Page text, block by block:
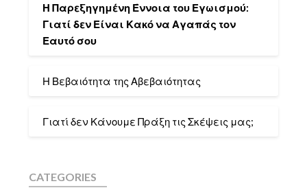
Η Παρεξηγημένη Έννοια του Εγωισμού:
Γιατί δεν Είναι Κακό να Αγαπάς τον
Εαυτό σου
Η Βεβαιότητα της Αβεβαιότητας
Γιατί δεν Κάνουμε Πράξη τις Σκέψεις μας;
CATEGORIES